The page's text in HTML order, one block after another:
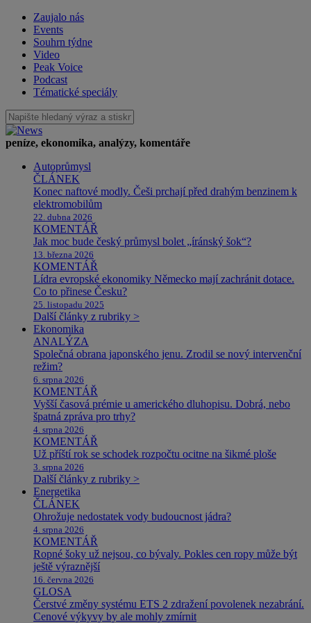
Zaujalo nás
Events
Souhrn týdne
Video
Peak Voice
Podcast
Tématické speciály
peníze, ekonomika, analýzy, komentáře
Autoprůmysl
ČLÁNEK
Konec naftové modly. Češi prchají před drahým benzinem k
elektromobilům
22. dubna 2026
KOMENTÁŘ
Jak moc bude český průmysl bolet „íránský šok“?
13. března 2026
KOMENTÁŘ
Lídra evropské ekonomiky Německo mají zachránit dotace.
Co to přinese Česku?
25. listopadu 2025
Další články z rubriky >
Ekonomika
ANALÝZA
Společná obrana japonského jenu. Zrodil se nový intervenční
režim?
6. srpna 2026
KOMENTÁŘ
Vyšší časová prémie u amerického dluhopisu. Dobrá, nebo
špatná zpráva pro trhy?
4. srpna 2026
KOMENTÁŘ
Už příští rok se schodek rozpočtu ocitne na šikmé ploše
3. srpna 2026
Další články z rubriky >
Energetika
ČLÁNEK
Ohrožuje nedostatek vody budoucnost jádra?
4. srpna 2026
KOMENTÁŘ
Ropné šoky už nejsou, co bývaly. Pokles cen ropy může být
ještě výraznější
16. června 2026
GLOSA
Čerstvé změny systému ETS 2 zdražení povolenek nezabrání.
Cenové výkyvy by ale mohly zmírnit